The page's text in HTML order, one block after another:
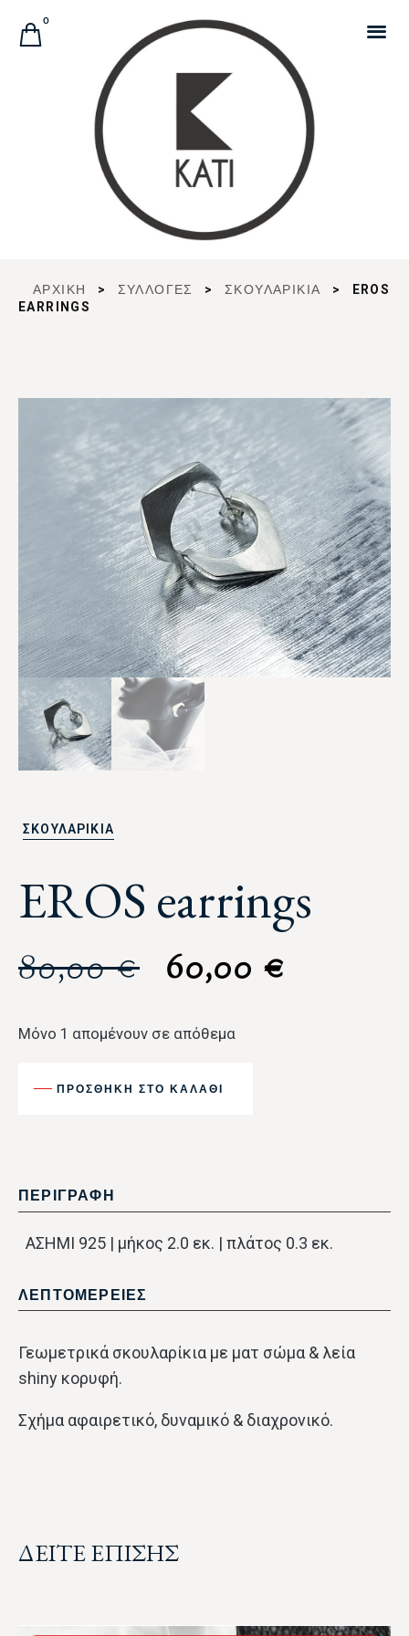
0
ΑΡΧΙΚΉ > ΣΥΛΛΟΓΈΣ > ΣΚΟΥΛΑΡΙΚΙΑ >
EROS
EARRINGS
ΣΚΟΥΛΑΡΙΚΙΑ
EROS earrings
80,00€ 60,00 €
Μόνο 1 απομένουν σε απόθεμα
ΠΡΟΣΘΉΚΗ ΣΤΟ ΚΑΛΆΘΙ
ΠΕΡΙΓΡΑΦΗ
ΑΣΗΜΙ 925 | μήκος 2.0 εκ. | πλάτος 0.3 εκ.
ΛΕΠΤΟΜΕΡΕΙΕΣ
Γεωμετρικά σκουλαρίκια με ματ σώμα & λεία
shiny κορυφή.
Σχήμα αφαιρετικό, δυναμικό & διαχρονικό.
ΔΕΙΤΕ ΕΠΙΣΗΣ